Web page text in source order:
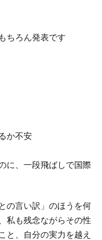
ちろん発表です
か不安
に、一段飛ばしで国際
の言い訳」のほうを何
私も残念ながらその性
と、自分の実力を越え